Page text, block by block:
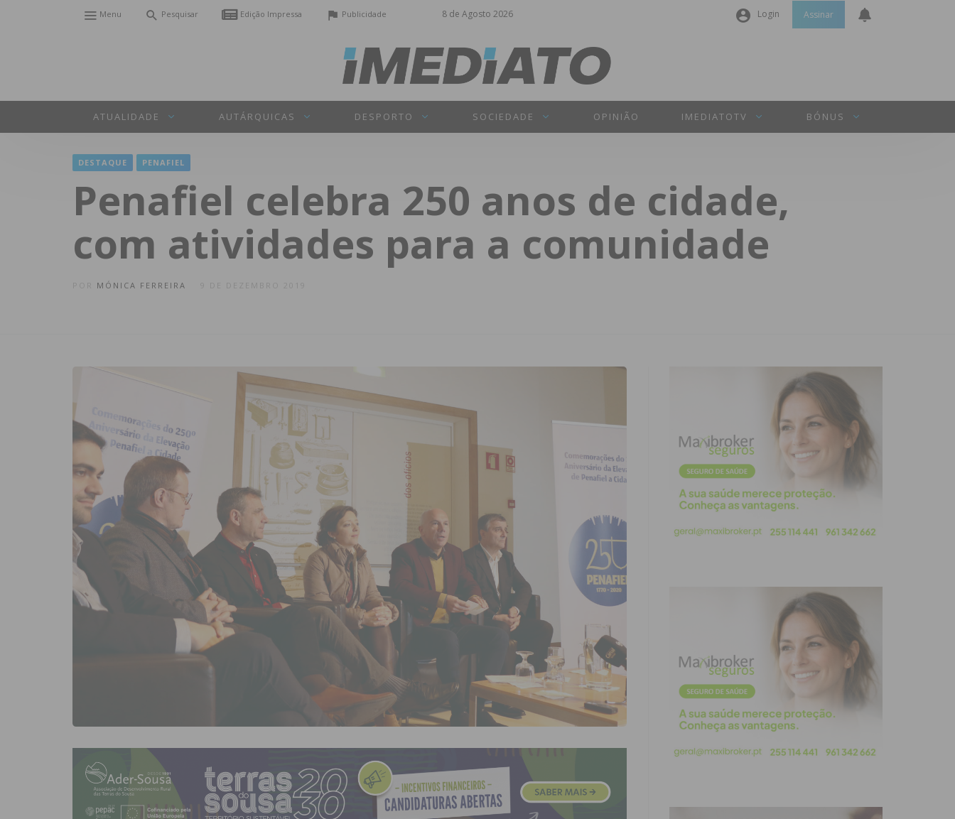
8 de Agosto 2026
Menu Pesquisar Edição Impressa Publicidade Login
Senha
INICIAR SESSÃO
Perdeu a sua senha?
Assinar
ATUALIDADE AUTÁRQUICAS DESPORTO SOCIEDADE OPINIÃO IMEDIATOTV BÓNUS
DESTAQUE PENAFIEL
Penafiel celebra 250 anos de cidade,
com atividades para a comunidade
MÓNICA FERREIRA